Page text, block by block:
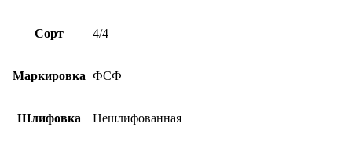
Сорт 4/4
Маркировка ФСФ
Шлифовка Нешлифованная